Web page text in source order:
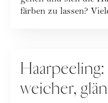
färben zu lassen?
weicher,